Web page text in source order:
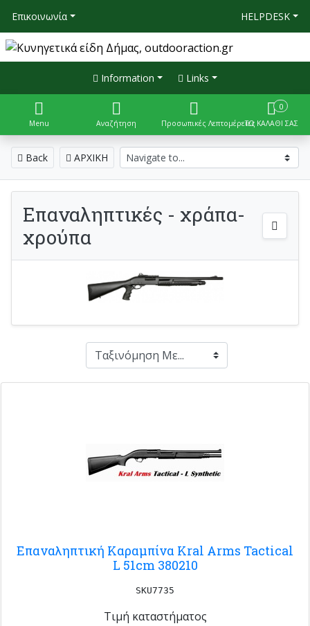
Επικοινωνία HELPDESK
Information Links
Menu Αναζήτηση Προσωπικές Λεπτομέρειες
0
ΤΟ ΚΑΛΑΘΙ ΣΑΣ
Back ΑΡΧΙΚΗ
Επαναληπτικές - χράπα-
χρούπα
Επαναληπτική Καραμπίνα Kral Arms Tactical
L 51cm 380210
SKU7735
Τιμή καταστήματος